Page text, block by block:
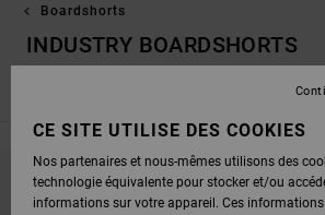
Boardshorts
INDUSTRY BOARDSHORTS
NE PARTEZ PAS TROP LOIN,
CE SITE UTILISE DES COOKIES
Nos partenaires et nous-mêmes utilisons des
technologie équivalente pour stocker et/ou
informations sur votre appareil. Ces